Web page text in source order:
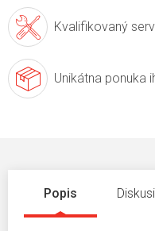
Kvalifikovaný
Unikátna ponuka
Popis